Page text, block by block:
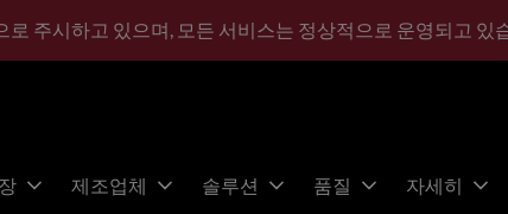
로 주시하고 있으며, 모든 서비스는 정상적으로 운영되고 있
제조업체 솔루션 품질 자세히